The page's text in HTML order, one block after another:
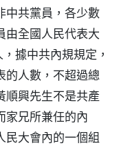
中共黨員，各少數
由全國人民代表大
據中共內規規定，
的人數，不超過總
順興先生不是共產
家兄所兼任的內
民大會內的一個組